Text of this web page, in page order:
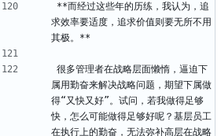
**而经过这些年的历练，我认为，追
求效率要适度，追求价值则要无所不用
其极。**
很多管理者在战略层面懒惰，逼迫下
属用勤奋来解决战略问题，期望下属做
得“又快又好”。试问，若我做得足够
快，怎么可能做得足够好呢？基层员工
在执行上的勤奋，无法弥补高层在战略